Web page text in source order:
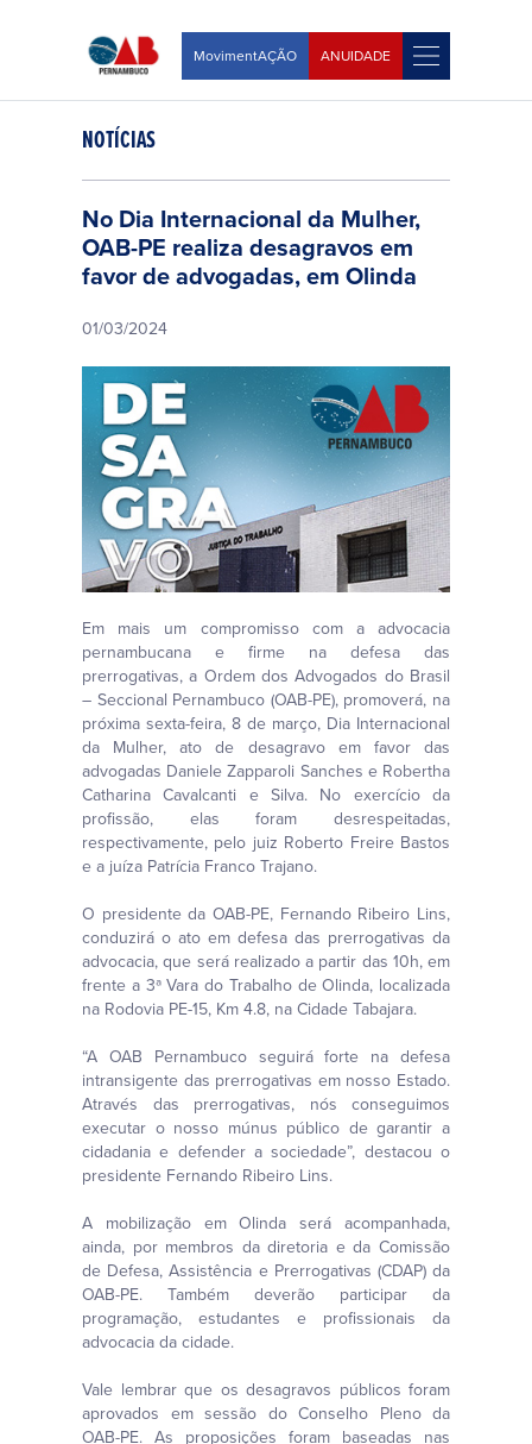
MovimentAÇÃO ANUIDADE
NOTÍCIAS
No Dia Internacional da Mulher,
OAB-PE realiza desagravos em
favor de advogadas, em Olinda
01/03/2024
Em mais um compromisso com a advocacia
pernambucana e firme na defesa das
prerrogativas, a Ordem dos Advogados do Brasil
– Seccional Pernambuco (OAB-PE), promoverá, na
próxima sexta-feira, 8 de março, Dia Internacional
da Mulher, ato de desagravo em favor das
advogadas Daniele Zapparoli Sanches e Robertha
Catharina Cavalcanti e Silva. No exercício da
profissão, elas foram desrespeitadas,
respectivamente, pelo juiz Roberto Freire Bastos
e a juíza Patrícia Franco Trajano.
O presidente da OAB-PE, Fernando Ribeiro Lins,
conduzirá o ato em defesa das prerrogativas da
advocacia, que será realizado a partir das 10h, em
frente a 3ª Vara do Trabalho de Olinda, localizada
na Rodovia PE-15, Km 4.8, na Cidade Tabajara.
“A OAB Pernambuco seguirá forte na defesa
intransigente das prerrogativas em nosso Estado.
Através das prerrogativas, nós conseguimos
executar o nosso múnus público de garantir a
cidadania e defender a sociedade”, destacou o
presidente Fernando Ribeiro Lins.
A mobilização em Olinda será acompanhada,
ainda, por membros da diretoria e da Comissão
de Defesa, Assistência e Prerrogativas (CDAP) da
OAB-PE. Também deverão participar da
programação, estudantes e profissionais da
advocacia da cidade.
Vale lembrar que os desagravos públicos foram
aprovados em sessão do Conselho Pleno da
OAB-PE. As proposições foram baseadas nas